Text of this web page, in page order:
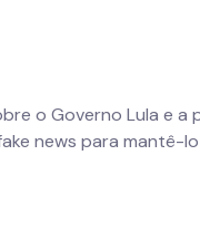
o Governo Lula e
news para mantê-